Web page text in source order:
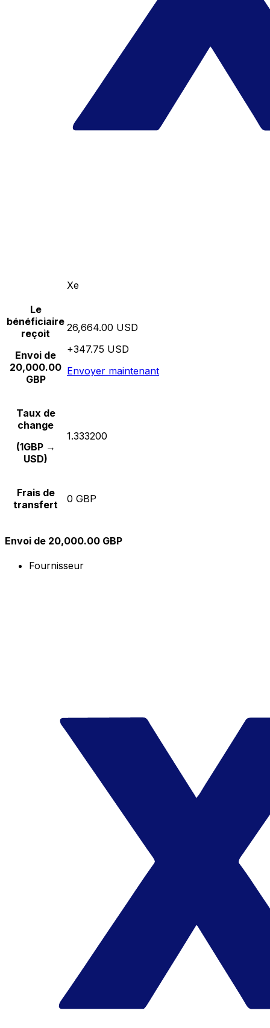
Xe
Le
bénéficiaire
reçoit
Envoi de
20,000.00
GBP
26,664.00 USD
+347.75 USD
Envoyer maintenant
Taux de
change
(1GBP →
USD)
1.333200
Frais de
transfert
0 GBP
Envoi de 20,000.00 GBP
Fournisseur